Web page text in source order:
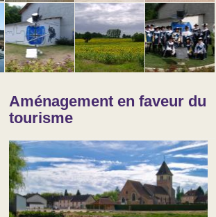
Aménagement en faveur du
tourisme